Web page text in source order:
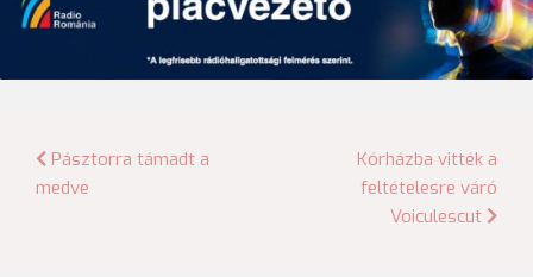
Bejegyzés
Pásztorra támadt a
medve
Kórházba vitték a
feltételesre váró
Voiculescut